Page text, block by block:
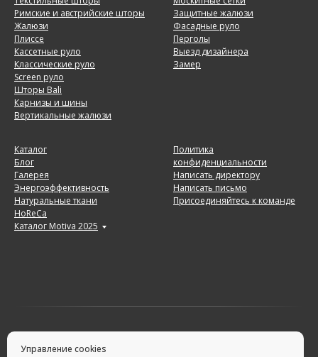
Римские и австрийские шторы
Жалюзи
Плиссе
Кассетные руло
Классические руло
Screen руло
Шторы Bali
Карнизы и шины
Вертикальные жалюзи
Защитные жалюзи
Фасадные руло
Перголы
Выезд дизайнера
Замер
Каталог
Блог
Галерея
Энергоэффективность
Натуральные ткани
HoReCa
Каталог Motiva 2025
Политика
конфиденциальности
Написать директору
Написать письмо
Присоединяйтесь к команде
Управление cookies